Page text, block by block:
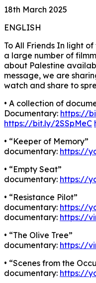
18th March 2025
ENGLISH
To All Friends In light
a large number of
about Palestine
message, we are
watch and share to
• A collection of
Documentary: https://
https://bit.ly/2SSpMeC
• “Keeper of Memory”
documentary: https://
• “Empty Seat”
documentary: https://
• “Resistance Pilot”
documentary: https://
documentary: https://
• “The Olive Tree”
documentary: https://
• “Scenes from the
documentary: https://